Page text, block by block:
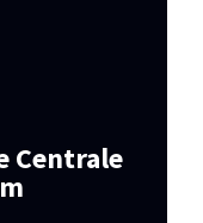
Centrale